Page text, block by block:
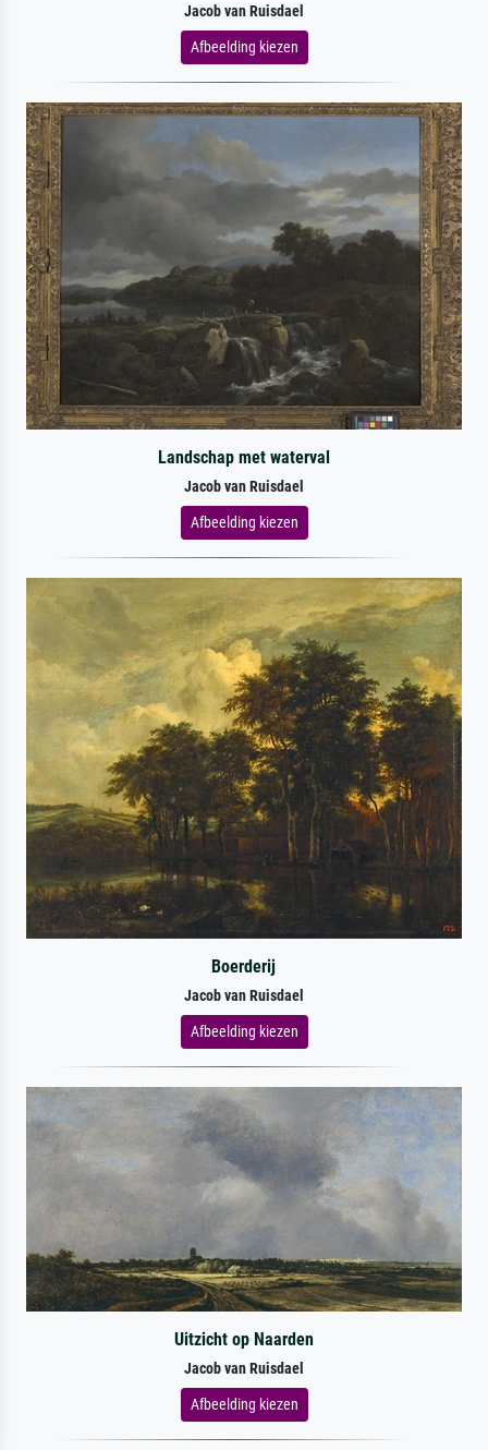
Jacob van Ruisdael
Afbeelding kiezen
Landschap met waterval
Jacob van Ruisdael
Afbeelding kiezen
Boerderij
Jacob van Ruisdael
Afbeelding kiezen
Uitzicht op Naarden
Jacob van Ruisdael
Afbeelding kiezen